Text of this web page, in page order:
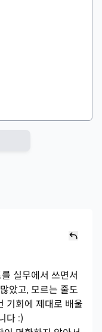
실무에서 쓰면서
았고, 모르는 줄도
기회에 제대로 배울
다 :)